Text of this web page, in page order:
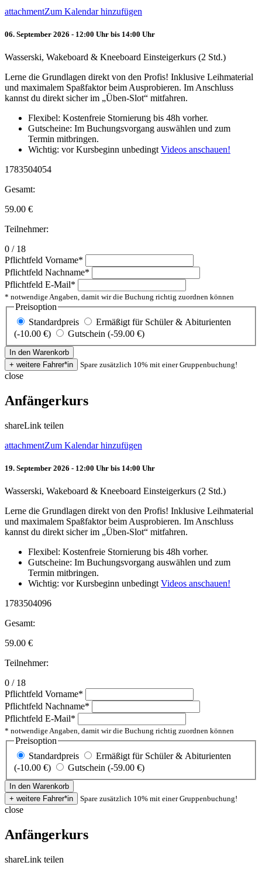
attachmentZum Kalendar hinzufügen
06. September 2026 - 12:00 Uhr bis 14:00 Uhr
Wasserski, Wakeboard & Kneeboard Einsteigerkurs (2 Std.)
Lerne die Grundlagen direkt von den Profis! Inklusive Leihmaterial
und maximalem Spaßfaktor beim Ausprobieren. Im Anschluss
kannst du direkt sicher im „Üben-Slot“ mitfahren.
Flexibel: Kostenfreie Stornierung bis 48h vorher.
Gutscheine: Im Buchungsvorgang auswählen und zum
Termin mitbringen.
Wichtig: vor Kursbeginn unbedingtVideos anschauen!
1783504054
Gesamt:
59.00 €
Teilnehmer:
0 / 18
Pflichtfeld Vorname*
Pflichtfeld Nachname*
Pflichtfeld E-Mail*
* notwendige Angaben, damit wir die Buchung richtig zuordnen können
Preisoption
Standardpreis
Ermäßigt für Schüler & Abiturienten
(-10.00 €)
Gutschein (-59.00 €)
Spare zusätzlich 10% mit einer Gruppenbuchung!
close
Anfängerkurs
shareLink teilen
attachmentZum Kalendar hinzufügen
19. September 2026 - 12:00 Uhr bis 14:00 Uhr
Wasserski, Wakeboard & Kneeboard Einsteigerkurs (2 Std.)
Lerne die Grundlagen direkt von den Profis! Inklusive Leihmaterial
und maximalem Spaßfaktor beim Ausprobieren. Im Anschluss
kannst du direkt sicher im „Üben-Slot“ mitfahren.
Flexibel: Kostenfreie Stornierung bis 48h vorher.
Gutscheine: Im Buchungsvorgang auswählen und zum
Termin mitbringen.
Wichtig: vor Kursbeginn unbedingt Videos anschauen!
1783504096
Gesamt:
59.00 €
Teilnehmer:
0 / 18
Pflichtfeld Vorname*
Pflichtfeld Nachname*
Pflichtfeld E-Mail*
* notwendige Angaben, damit wir die Buchung richtig zuordnen können
Preisoption
Standardpreis
Ermäßigt für Schüler & Abiturienten
(-10.00 €)
Gutschein (-59.00 €)
Spare zusätzlich 10% mit einer Gruppenbuchung!
close
Anfängerkurs
shareLink teilen